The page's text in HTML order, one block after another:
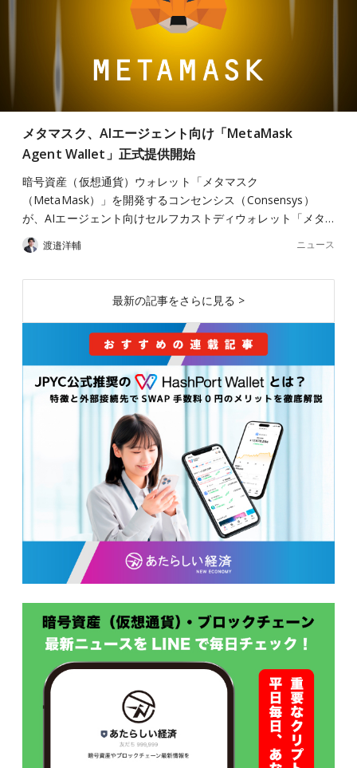
メタマスク、AIエージェント向け「MetaMask
Agent Wallet」正式提供開始
暗号資産（仮想通貨）ウォレット「メタマスク
（MetaMask）」を開発するコンセンシス（Consensys）
が、AIエージェント向けセルフカストディウォレット「メタ…
渡邉洋輔 ニュース
最新の記事をさらに見る >